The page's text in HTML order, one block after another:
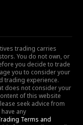
trading carries
You do not own, or
you decide to trade
you to consider your
trading experience.
does not consider your
of this website
seek advice from
any
Terms and